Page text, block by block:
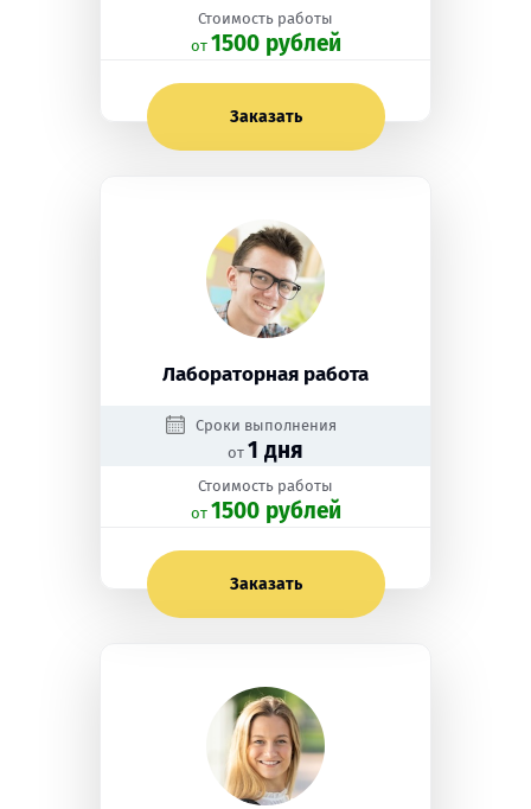
Стоимость работы
oт 1500 рублей
Заказать
Лабораторная работа
Сроки выполнения
от 1 дня
Стоимость работы
oт 1500 рублей
Заказать